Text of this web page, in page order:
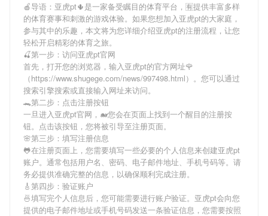
🍎导语： 亚虎pt🌵是一家备受瞩目的体育平台，🈶提供丰富多样
的体育赛事和刺激的游戏体验。如果您想加入亚虎pt的大家庭，
参与其中的乐趣，本文将为您详细介绍亚虎pt的注册流程，让您
轻松开启精彩的体育之旅。
🍒第一步：访问亚虎pt官网
首先，打开您的浏览器，输入亚虎pt的官方网址🌹
（https://www.shugege.com/news/997498.html）。您可以通过
搜索引擎搜索或直接输入网址来访问。
🐊第二步：点击注册按钮
一旦进入亚虎pt官网，🐋您会在页面上找到一个醒目的注册按
钮。点击该按钮，您将被引导至注册页面。
🌸第三步：填写注册信息
🐸在注册页面上，您需要填写一些必要的个人信息来创建亚虎pt
账户。通常包括用户名、密码、电子邮件地址、手机号码等。请
务必提供准确完整的信息，以确保顺利完成注册。
🎸第四步：验证账户
🍜填写完个人信息后，您可能需要进行账户验证。 亚虎pt会向您
提供的电子邮件地址或手机号码发送一条验证信息，您需要按照